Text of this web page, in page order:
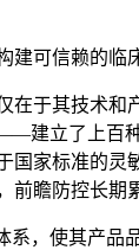
建可信赖的临
在于其技术和
建立了上百
国家标准的灵
前瞻防控长期
系，使其产品